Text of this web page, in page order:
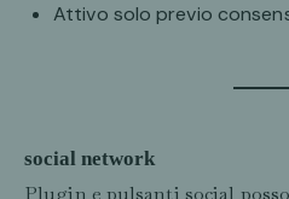
Attivo solo previo
social network
Plugin e pulsanti social